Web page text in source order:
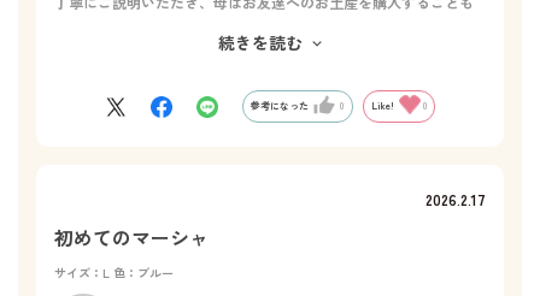
HOTMANのタオル以外のバッグなどの他の商品を見ることがで
続きを読む
参考になった 0 Like! 0
2026.2.17
初めてのマーシャ
サイズ：L 色：ブルー